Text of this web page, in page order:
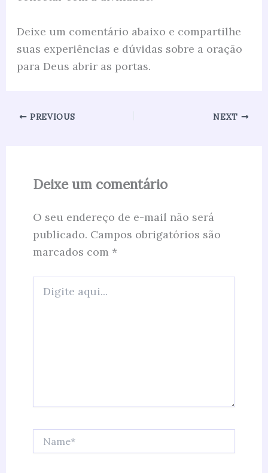
Deixe um comentário abaixo e compartilhe
suas experiências e dúvidas sobre a oração
para Deus abrir as portas.
PREVIOUS NEXT
Deixe um comentário
O seu endereço de e-mail não será
publicado. Campos obrigatórios são
marcados com *
aqui...